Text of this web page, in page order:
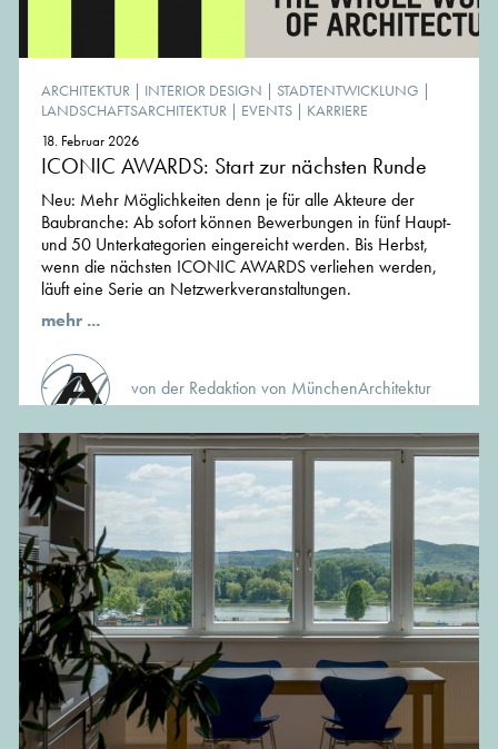
ARCHITEKTUR | INTERIOR DESIGN | STADTENTWICKLUNG |
LANDSCHAFTSARCHITEKTUR | EVENTS | KARRIERE
18. Februar 2026
ICONIC AWARDS: Start zur nächsten Runde
Neu: Mehr Möglichkeiten denn je für alle Akteure der
Baubranche: Ab sofort können Bewerbungen in fünf Haupt-
und 50 Unterkategorien eingereicht werden. Bis Herbst,
wenn die nächsten ICONIC AWARDS verliehen werden,
läuft eine Serie an Netzwerkveranstaltungen.
mehr ...
von der Redaktion von MünchenArchitektur